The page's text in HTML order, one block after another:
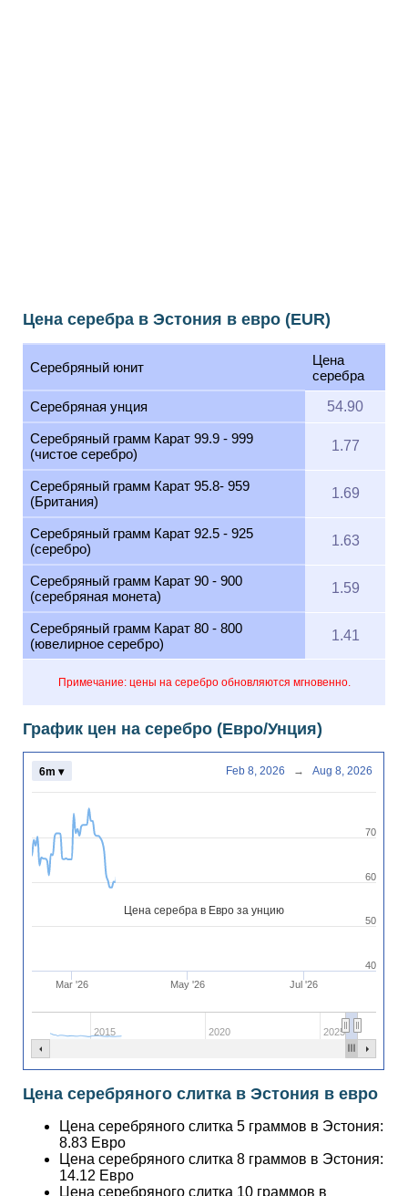
Цена серебра в Эстония в евро (EUR)
Серебряный юнит
Цена
серебра
Примечание: цены на серебро обновляются мгновенно.
Серебряная унция 54.90
Серебряный грамм Карат 99.9 - 999
(чистое серебро)
1.77
Серебряный грамм Карат 95.8- 959
(Британия)
1.69
Серебряный грамм Карат 92.5 - 925
(серебро)
1.63
Серебряный грамм Карат 90 - 900
(серебряная монета)
1.59
Серебряный грамм Карат 80 - 800
(ювелирное серебро)
1.41
График цен на серебро (Евро/Унция)
Цена серебра в Евро за унцию
Mar '26 May '26 Jul '26
2015 2020 2025
50
60
70
40
6m ▾ Feb 8, 2026 → Aug 8, 2026
Цена серебряного слитка в Эстония в евро
Цена серебряного слитка 5 граммов в Эстония:
8.83 Евро
Цена серебряного слитка 8 граммов в Эстония:
14.12 Евро
Цена серебряного слитка 10 граммов в